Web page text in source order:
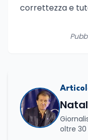
correttezza e
oltre